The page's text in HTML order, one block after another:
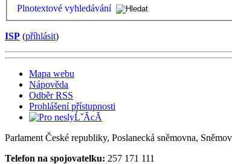
Plnotextové vyhledávání
ISP (příhlásit)
Mapa webu
Nápověda
Odběr RSS
Prohlášení přístupnosti
Parlament České republiky, Poslanecká sněmovna,
Telefon na spojovatelku: 257 171 111